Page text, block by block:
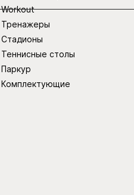
Workout
Тренажеры
Стадионы
Теннисные столы
Паркур
Комплектующие